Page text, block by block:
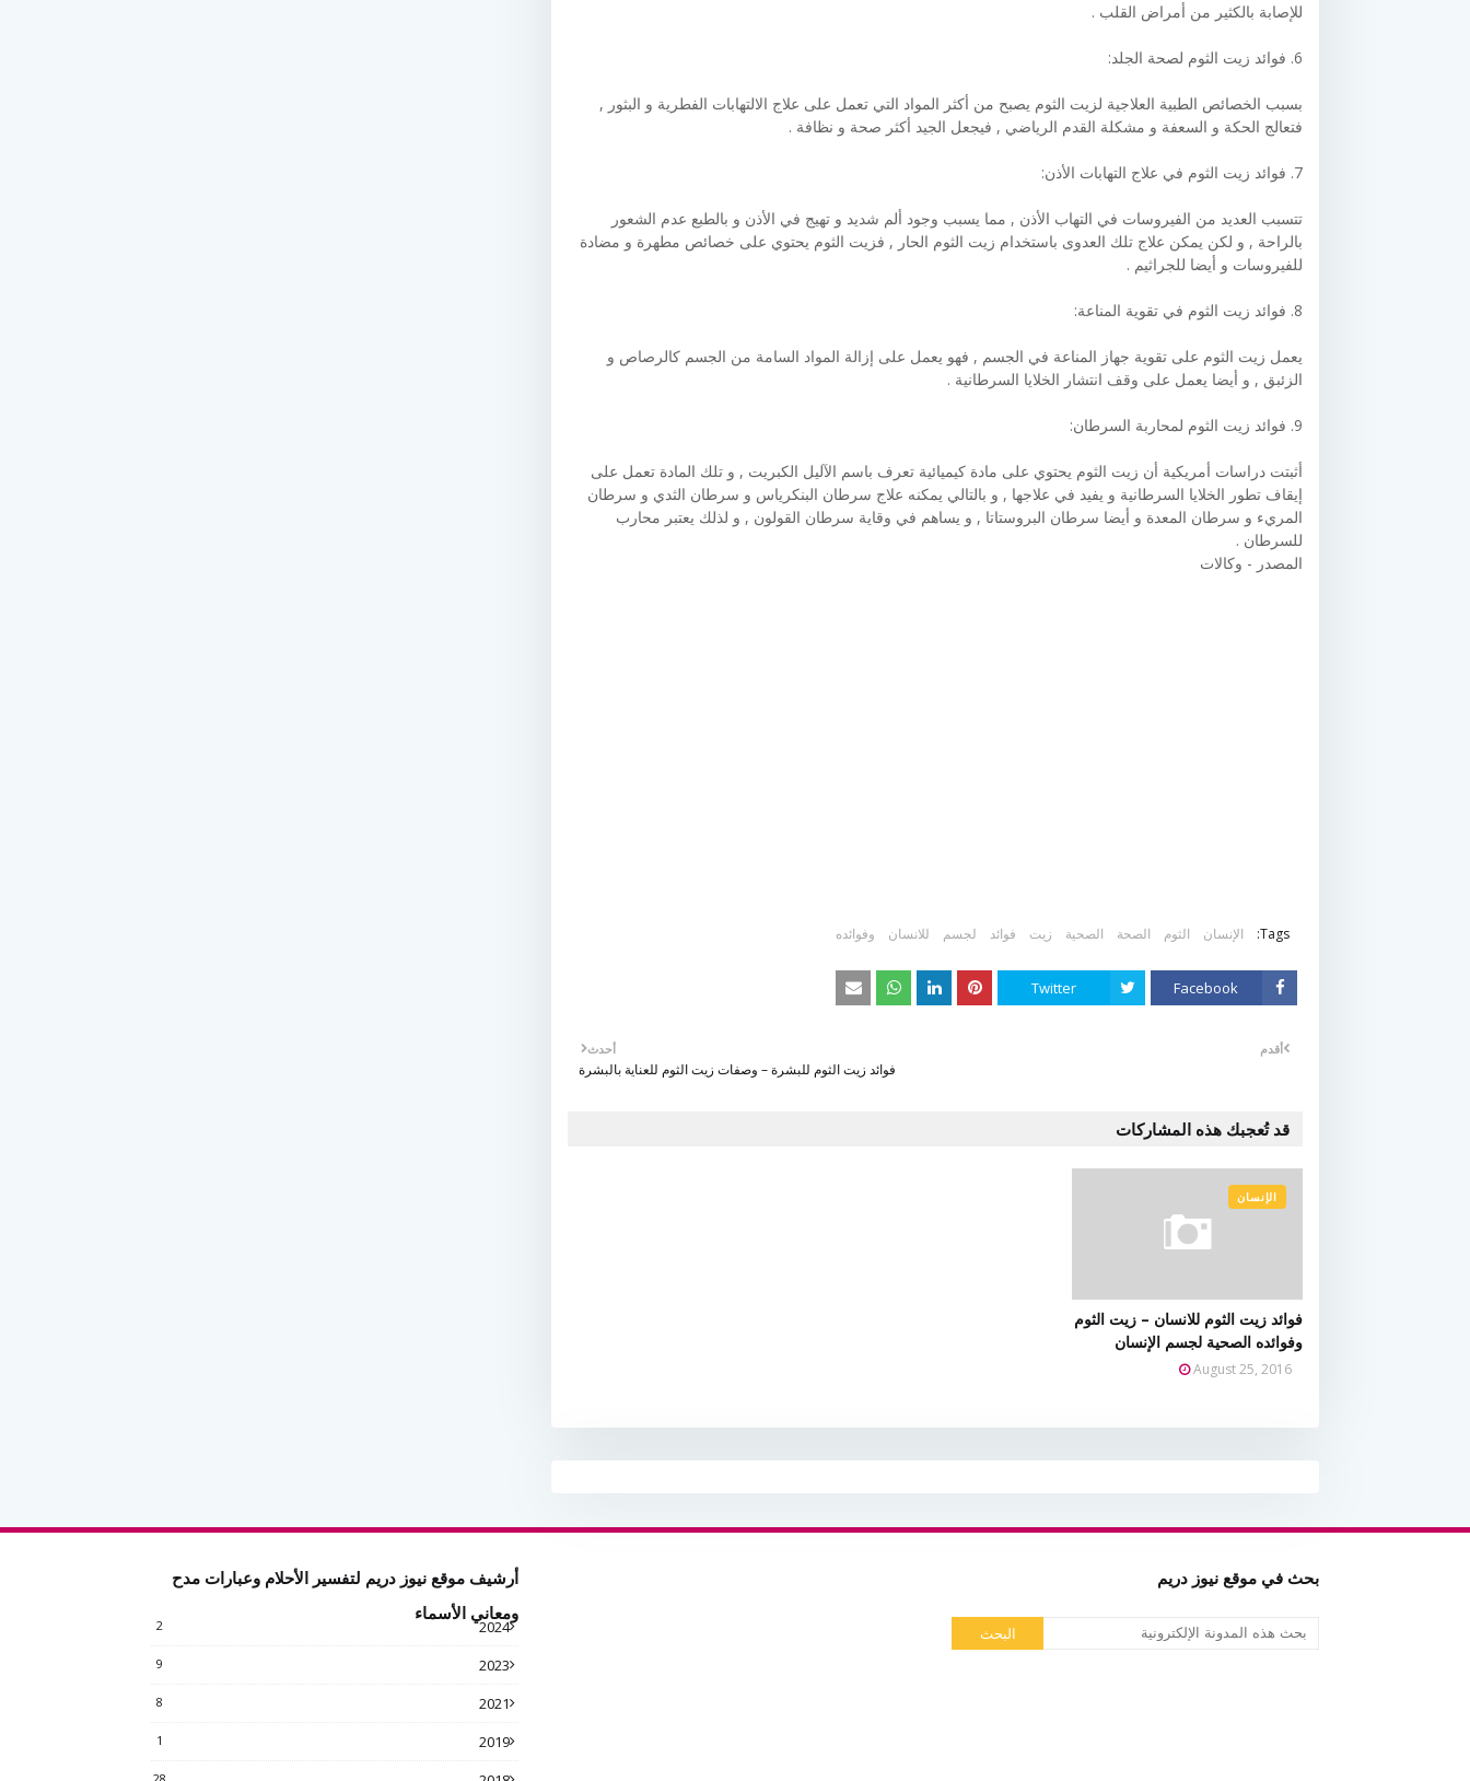
للإصابة بالكثير من أمراض القلب .
6. فوائد زيت الثوم لصحة الجلد:
بسبب الخصائص الطبية العلاجية لزيت الثوم يصبح من أكثر المواد التي تعمل على علاج الالتهابات الفطرية و البثور ,
فتعالج الحكة و السعفة و مشكلة القدم الرياضي , فيجعل الجيد أكثر صحة و نظافة .
7. فوائد زيت الثوم في علاج التهابات الأذن:
تتسبب العديد من الفيروسات في التهاب الأذن , مما يسبب وجود ألم شديد و تهيج في الأذن و بالطبع عدم الشعور
بالراحة , و لكن يمكن علاج تلك العدوى باستخدام زيت الثوم الحار , فزيت الثوم يحتوي على خصائص مطهرة و مضادة
للفيروسات و أيضا للجراثيم .
8. فوائد زيت الثوم في تقوية المناعة:
يعمل زيت الثوم على تقوية جهاز المناعة في الجسم , فهو يعمل على إزالة المواد السامة من الجسم كالرصاص و
الزئبق , و أيضا يعمل على وقف انتشار الخلايا السرطانية .
9. فوائد زيت الثوم لمحاربة السرطان:
أثبتت دراسات أمريكية أن زيت الثوم يحتوي على مادة كيميائية تعرف باسم الآليل الكبريت , و تلك المادة تعمل على
إيقاف تطور الخلايا السرطانية و يفيد في علاجها , و بالتالي يمكنه علاج سرطان البنكرياس و سرطان الثدي و سرطان
المريء و سرطان المعدة و أيضا سرطان البروستاتا , و يساهم في وقاية سرطان القولون , و لذلك يعتبر محارب
للسرطان .
المصدر - وكالات
Tags: الإنسان الثوم الصحة الصحية زيت فوائد لجسم للانسان وفوائده
Facebook
Twitter
أحدث
فوائد زيت الثوم للبشرة – وصفات زيت الثوم للعناية بالبشرة
أقدم
قد تُعجبك هذه المشاركات
الإنسان
فوائد زيت الثوم للانسان – زيت الثوم
وفوائده الصحية لجسم الإنسان
August 25, 2016
بحث في موقع نيوز دريم
أرشيف موقع نيوز دريم لتفسير الأحلام وعبارات مدح
ومعاني الأسماء
2024
2
2023
9
2021
8
2019
1